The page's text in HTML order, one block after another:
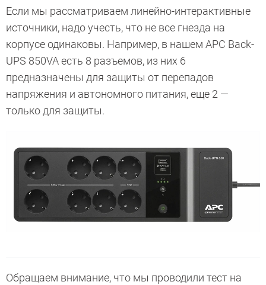
Если мы рассматриваем линейно-интерактивные
источники, надо учесть, что не все гнезда на
корпусе одинаковы. Например, в нашем APC Back-
UPS 850VA есть 8 разъемов, из них 6
предназначены для защиты от перепадов
напряжения и автономного питания, еще 2 —
только для защиты.
Обращаем внимание, что мы проводили тест на